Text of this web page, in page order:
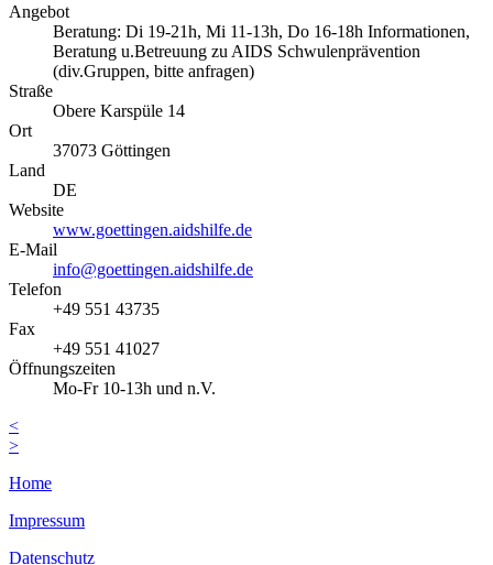
Angebot
Beratung: Di 19-21h, Mi 11-13h, Do 16-18h Informationen,
Beratung u.Betreuung zu AIDS Schwulenprävention
(div.Gruppen, bitte anfragen)
Straße
Obere Karspüle 14
Ort
37073 Göttingen
Land
DE
Website
www.goettingen.aidshilfe.de
E-Mail
info@goettingen.aidshilfe.de
Telefon
+49 551 43735
Fax
+49 551 41027
Öffnungszeiten
Mo-Fr 10-13h und n.V.
<
>
Home
Impressum
Datenschutz